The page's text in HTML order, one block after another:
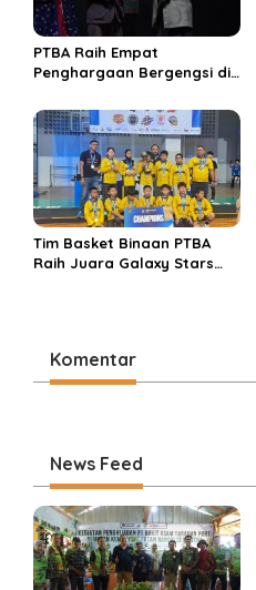
PTBA Raih Empat
Penghargaan Bergengsi di
Awards 2026 Berkat
Bangun Komunikasi
Kredibel dan Bernilai
Tim Basket Binaan PTBA
Raih Juara Galaxy Stars
Komentar
News Feed